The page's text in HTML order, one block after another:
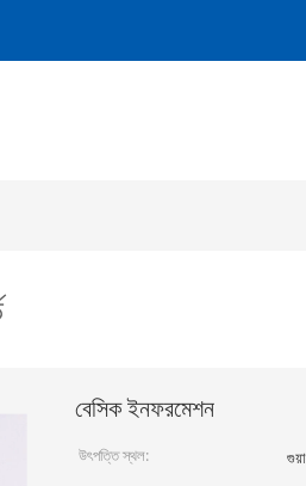
বেসিক ইনফরমেশন
উৎপত্তি স্থল: